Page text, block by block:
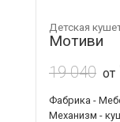
Детская
Мотиви
19 040 от
Фабрика -
Механизм -